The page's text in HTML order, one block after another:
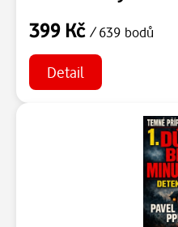
399 Kč / 639 bodů
Detail